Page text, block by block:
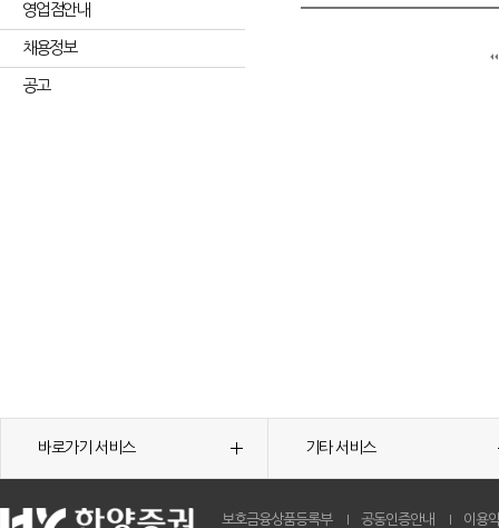
영업점안내
채용정보
공고
바로가기 서비스 기타 서비스
보호금융상품등록부 공동인증안내 이용